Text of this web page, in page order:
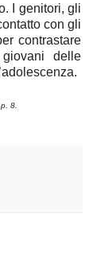
I genitori, gli
con gli
contrastare
delle
8.